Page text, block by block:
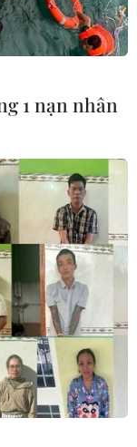
Tiếng bị
của công trình
yêu cầu dừng
nhiên, một số
1 nạn nhân